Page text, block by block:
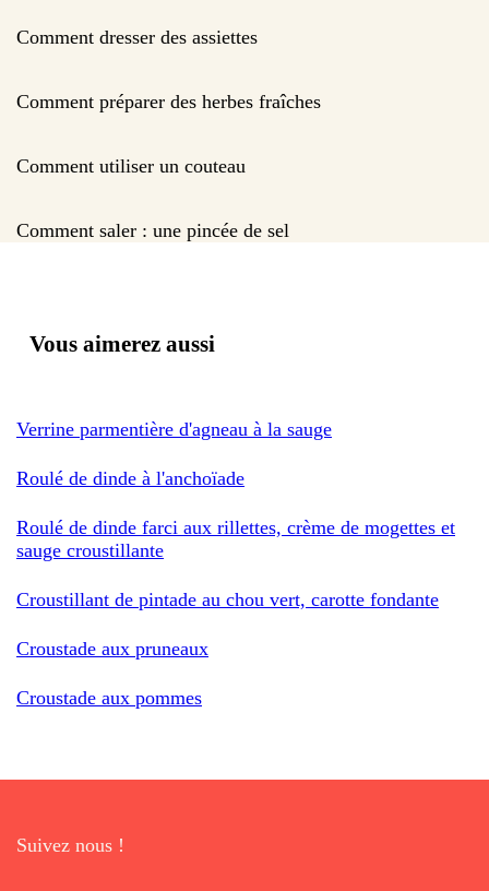
Comment dresser des assiettes
Comment préparer des herbes fraîches
Comment utiliser un couteau
Comment saler : une pincée de sel
Vous aimerez aussi
Verrine parmentière d'agneau à la sauge
Roulé de dinde à l'anchoïade
Roulé de dinde farci aux rillettes, crème de mogettes et
sauge croustillante
Croustillant de pintade au chou vert, carotte fondante
Croustade aux pruneaux
Croustade aux pommes
Suivez nous !